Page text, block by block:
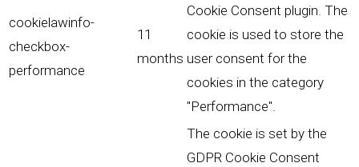
cookielawinfo-
checkbox-
performance
11
months
Cookie Consent plugin. The
cookie is used to store the
user consent for the
cookies in the category
"Performance".
The cookie is set by the
GDPR Cookie Consent